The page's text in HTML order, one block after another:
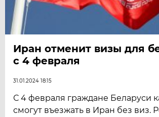
Иран отменит визы для
с 4 февраля
31.01.2024 18:15
С 4 февраля граждане Беларуси
смогут въезжать в Иран без виз.